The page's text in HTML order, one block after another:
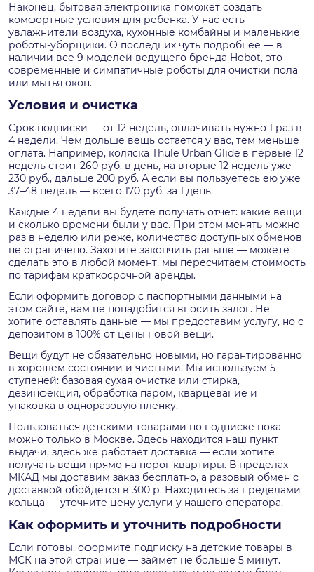
Наконец, бытовая электроника поможет создать
комфортные условия для ребенка. У нас есть
увлажнители воздуха, кухонные комбайны и маленькие
роботы-уборщики. О последних чуть подробнее — в
наличии все 9 моделей ведущего бренда Hobot, это
современные и симпатичные роботы для очистки пола
или мытья окон.
Условия и очистка
Срок подписки — от 12 недель, оплачивать нужно 1 раз в
4 недели. Чем дольше вещь остается у вас, тем меньше
оплата. Например, коляска Thule Urban Glide в первые 12
недель стоит 260 руб. в день, на вторые 12 недель уже
230 руб., дальше 200 руб. А если вы пользуетесь ею уже
37–48 недель — всего 170 руб. за 1 день.
Каждые 4 недели вы будете получать отчет: какие вещи
и сколько времени были у вас. При этом менять можно
раз в неделю или реже, количество доступных обменов
не ограничено. Захотите закончить раньше — можете
сделать это в любой момент, мы пересчитаем стоимость
по тарифам краткосрочной аренды.
Если оформить договор с паспортными данными на
этом сайте, вам не понадобится вносить залог. Не
хотите оставлять данные — мы предоставим услугу, но с
депозитом в 100% от цены новой вещи.
Вещи будут не обязательно новыми, но гарантированно
в хорошем состоянии и чистыми. Мы используем 5
ступеней: базовая сухая очистка или стирка,
дезинфекция, обработка паром, кварцевание и
упаковка в одноразовую пленку.
Пользоваться детскими товарами по подписке пока
можно только в Москве. Здесь находится наш пункт
выдачи, здесь же работает доставка — если хотите
получать вещи прямо на порог квартиры. В пределах
МКАД мы доставим заказ бесплатно, а разовый обмен с
доставкой обойдется в 300 р. Находитесь за пределами
кольца — уточните цену услуги у нашего оператора.
Как оформить и уточнить подробности
Если готовы, оформите подписку на детские товары в
МСК на этой странице — займет не больше 5 минут.